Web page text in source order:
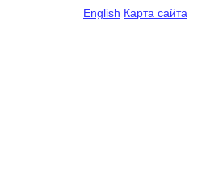
English Карта сайта